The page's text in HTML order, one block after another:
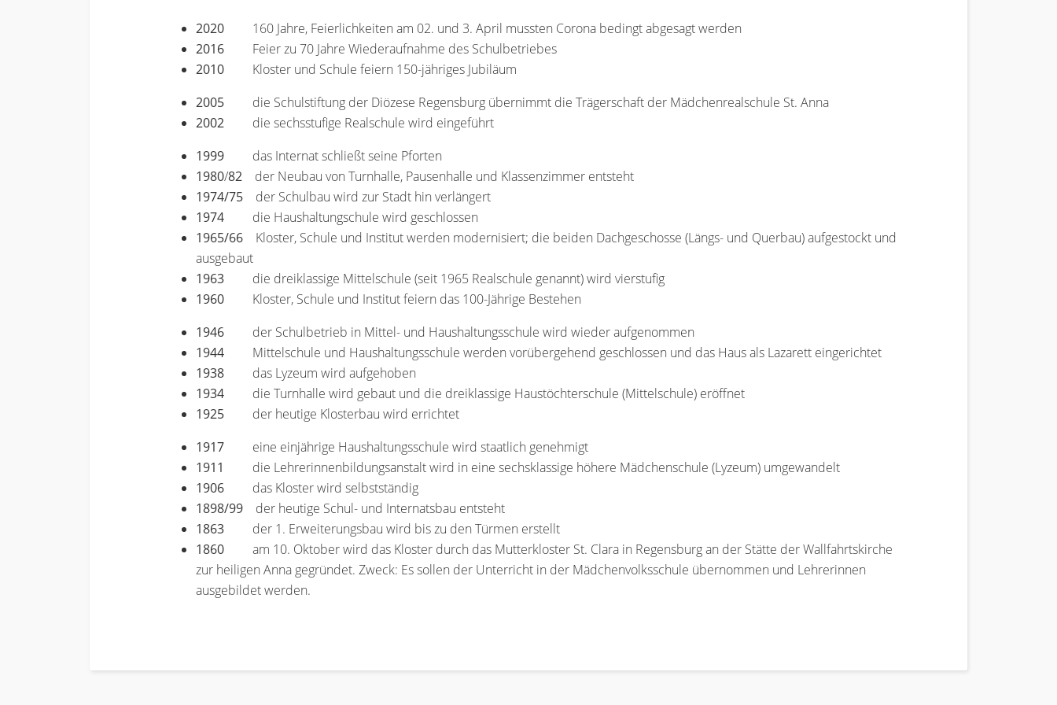
2020
160 Jahre, Feierlichkeiten am 02. und 3. April mussten Corona bedingt abgesagt werden
2016 Feier zu 70 Jahre Wiederaufnahme des Schulbetriebes
2010 Kloster und Schule feiern 150-jähriges Jubiläum
2005 die Schulstiftung der Diözese Regensburg übernimmt die Trägerschaft der Mädchenrealschule St. Anna
2002 die sechsstufige Realschule wird eingeführt
1999 das Internat schließt seine Pforten
1980/82 der Neubau von Turnhalle, Pausenhalle und Klassenzimmer entsteht
1974/75 der Schulbau wird zur Stadt hin verlängert
1974 die Haushaltungschule wird geschlossen
1965/66 Kloster, Schule und Institut werden modernisiert; die beiden Dachgeschosse (Längs- und Querbau) aufgestockt und
ausgebaut
1963 die dreiklassige Mittelschule (seit 1965 Realschule genannt) wird vierstufig
1960 Kloster, Schule und Institut feiern das 100-Jährige Bestehen
1946 der Schulbetrieb in Mittel- und Haushaltungsschule wird wieder aufgenommen
1944 Mittelschule und Haushaltungsschule werden vorübergehend geschlossen und das Haus als Lazarett eingerichtet
1938 das Lyzeum wird aufgehoben
1934 die Turnhalle wird gebaut und die dreiklassige Haustöchterschule (Mittelschule) eröffnet
1925 der heutige Klosterbau wird errichtet
1917 eine einjährige Haushaltungsschule wird staatlich genehmigt
1911 die Lehrerinnenbildungsanstalt wird in eine sechsklassige höhere Mädchenschule (Lyzeum) umgewandelt
1906 das Kloster wird selbstständig
1898/99 der heutige Schul- und Internatsbau entsteht
1863 der 1. Erweiterungsbau wird bis zu den Türmen erstellt
1860
am 10. Oktober wird das Kloster durch das Mutterkloster St. Clara in Regensburg an der Stätte der Wallfahrtskirche
zur heiligen Anna gegründet. Zweck: Es sollen der Unterricht in der Mädchenvolksschule übernommen und Lehrerinnen
ausgebildet werden.